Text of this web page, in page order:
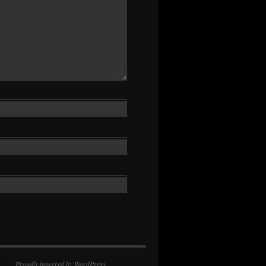
Proudly powered by WordPress.